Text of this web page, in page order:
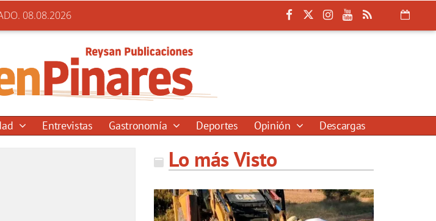
08.08.2026
Entrevistas Gastronomía Deportes Opinión Descargas
Lo más Visto